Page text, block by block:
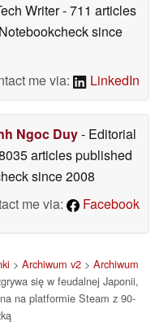
Writer- 711 articles
since
me via:
LinkedIn
Ngoc Duy- Editorial
articles published
since 2008
me via:
Facebook
> Archiwum v2 > Archiwum
się w feudalnej Japonii,
na platformie Steam z 90-